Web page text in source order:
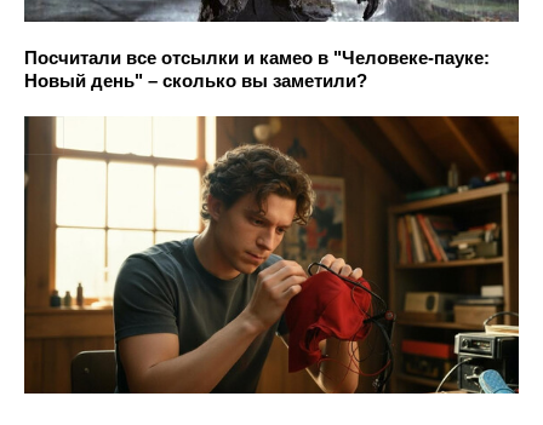
Посчитали все отсылки и камео в "Человеке-пауке:
Новый день" – сколько вы заметили?